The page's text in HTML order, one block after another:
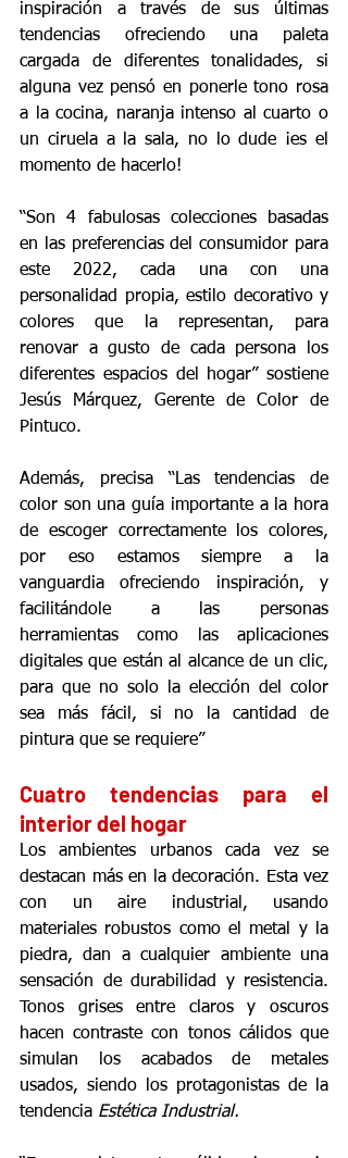
inspiración a través de sus últimas
tendencias ofreciendo una paleta
cargada de diferentes tonalidades, si
alguna vez pensó en ponerle tono rosa
a la cocina, naranja intenso al cuarto o
un ciruela a la sala, no lo dude ¡es el
momento de hacerlo!
“Son 4 fabulosas colecciones basadas
en las preferencias del consumidor para
este 2022, cada una con una
personalidad propia, estilo decorativo y
colores que la representan, para
renovar a gusto de cada persona los
diferentes espacios del hogar” sostiene
Jesús Márquez, Gerente de Color de
Pintuco.
Además, precisa “Las tendencias de
color son una guía importante a la hora
de escoger correctamente los colores,
por eso estamos siempre a la
vanguardia ofreciendo inspiración, y
facilitándole a las personas
herramientas como las aplicaciones
digitales que están al alcance de un clic,
para que no solo la elección del color
sea más fácil, si no la cantidad de
pintura que se requiere”
Cuatro tendencias para el
interior del hogar
Los ambientes urbanos cada vez se
destacan más en la decoración. Esta vez
con un aire industrial, usando
materiales robustos como el metal y la
piedra, dan a cualquier ambiente una
sensación de durabilidad y resistencia.
Tonos grises entre claros y oscuros
hacen contraste con tonos cálidos que
simulan los acabados de metales
usados, siendo los protagonistas de la
tendencia Estética Industrial.